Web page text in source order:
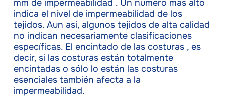
mm de impermeabilidad . Un número más alto
indica el nivel de impermeabilidad de los
tejidos. Aun así, algunos tejidos de alta calidad
no indican necesariamente clasificaciones
específicas. El encintado de las costuras , es
decir, si las costuras están totalmente
encintadas o sólo lo están las costuras
esenciales también afecta a la
impermeabilidad.